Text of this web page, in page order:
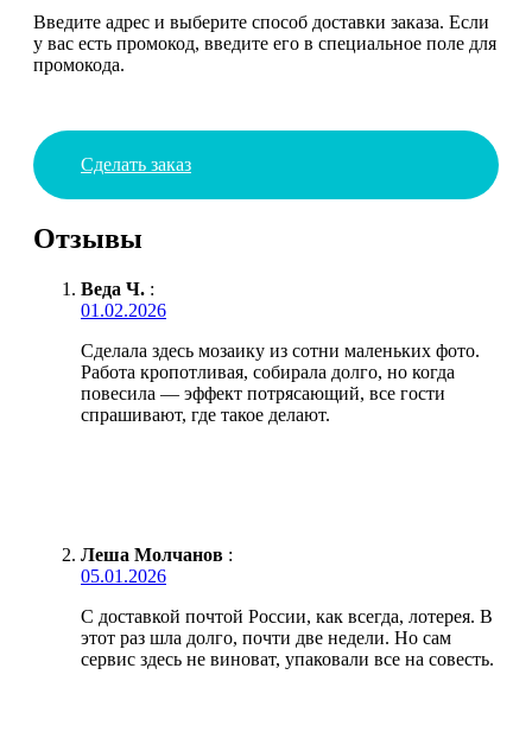
Введите адрес и выберите способ доставки заказа. Если
у вас есть промокод, введите его в специальное поле для
промокода.
Сделать заказ
Отзывы
Веда Ч. :
01.02.2026
Сделала здесь мозаику из сотни маленьких фото.
Работа кропотливая, собирала долго, но когда
повесила — эффект потрясающий, все гости
спрашивают, где такое делают.
Леша Молчанов :
05.01.2026
С доставкой почтой России, как всегда, лотерея. В
этот раз шла долго, почти две недели. Но сам
сервис здесь не виноват, упаковали все на совесть.